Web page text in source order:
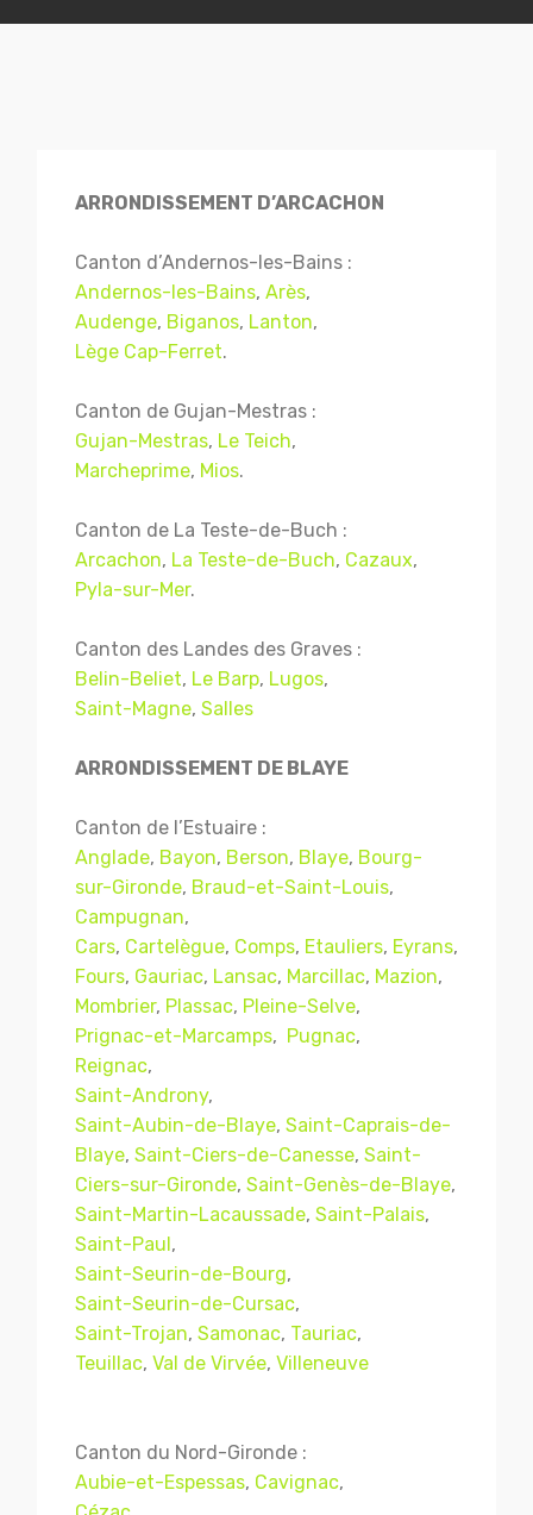
ARRONDISSEMENT D’ARCACHON
Canton d’Andernos-les-Bains :
Andernos-les-Bains, Arès,
Audenge, Biganos, Lanton,
Lège Cap-Ferret.
Canton de Gujan-Mestras :
Gujan-Mestras, Le Teich,
Marcheprime, Mios.
Canton de La Teste-de-Buch :
Arcachon, La Teste-de-Buch, Cazaux,
Pyla-sur-Mer.
Canton des Landes des Graves :
Belin-Beliet, Le Barp, Lugos,
Saint-Magne, Salles
ARRONDISSEMENT DE BLAYE
Canton de l’Estuaire :
Anglade, Bayon, Berson, Blaye, Bourg-
sur-Gironde, Braud-et-Saint-Louis,
Campugnan,
Cars, Cartelègue, Comps, Etauliers, Eyrans,
Fours, Gauriac, Lansac, Marcillac, Mazion,
Mombrier, Plassac, Pleine-Selve,
Prignac-et-Marcamps, Pugnac,
Reignac,
Saint-Androny,
Saint-Aubin-de-Blaye, Saint-Caprais-de-
Blaye, Saint-Ciers-de-Canesse, Saint-
Ciers-sur-Gironde, Saint-Genès-de-Blaye,
Saint-Martin-Lacaussade, Saint-Palais,
Saint-Paul,
Saint-Seurin-de-Bourg,
Saint-Seurin-de-Cursac,
Saint-Trojan, Samonac, Tauriac,
Teuillac, Val de Virvée, Villeneuve
Canton du Nord-Gironde :
Aubie-et-Espessas, Cavignac,
Mentions légales
référencé par© MACWIN